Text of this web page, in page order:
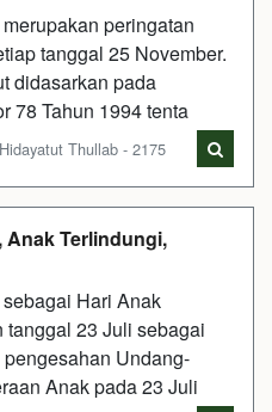
peringatan
tanggal 25 November.
didasarkan pada
78 Tahun 1994 tenta
Thullab - 2175
Anak Terlindungi,
Hari Anak
23 Juli sebagai
Undang-
Anak pada 23 Juli